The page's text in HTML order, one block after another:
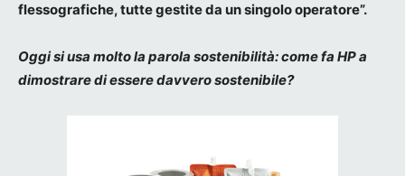
flessografiche, tutte gestite da un singolo operatore”.
Oggi si usa molto la parola sostenibilità: come fa HP a
dimostrare di essere davvero sostenibile?